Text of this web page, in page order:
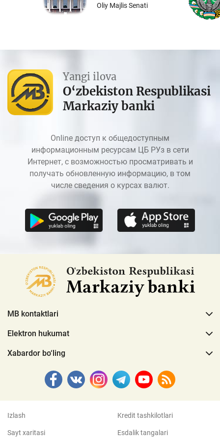
Oliy Majlis Senati
Yangi ilova
O‘zbekiston Respublikasi
Markaziy banki
Online доступ к общедоступным
информационным ресурсам ЦБ РУз в сети
Интернет, с возможностью просматривать и
получать обновленную информацию, в том
числе сведения о курсах валют.
MB kontaktlari
Elektron hukumat
Xabardor bo‘ling
Izlash
Sayt xaritasi
Kredit tashkilotlari
Esdalik tangalari